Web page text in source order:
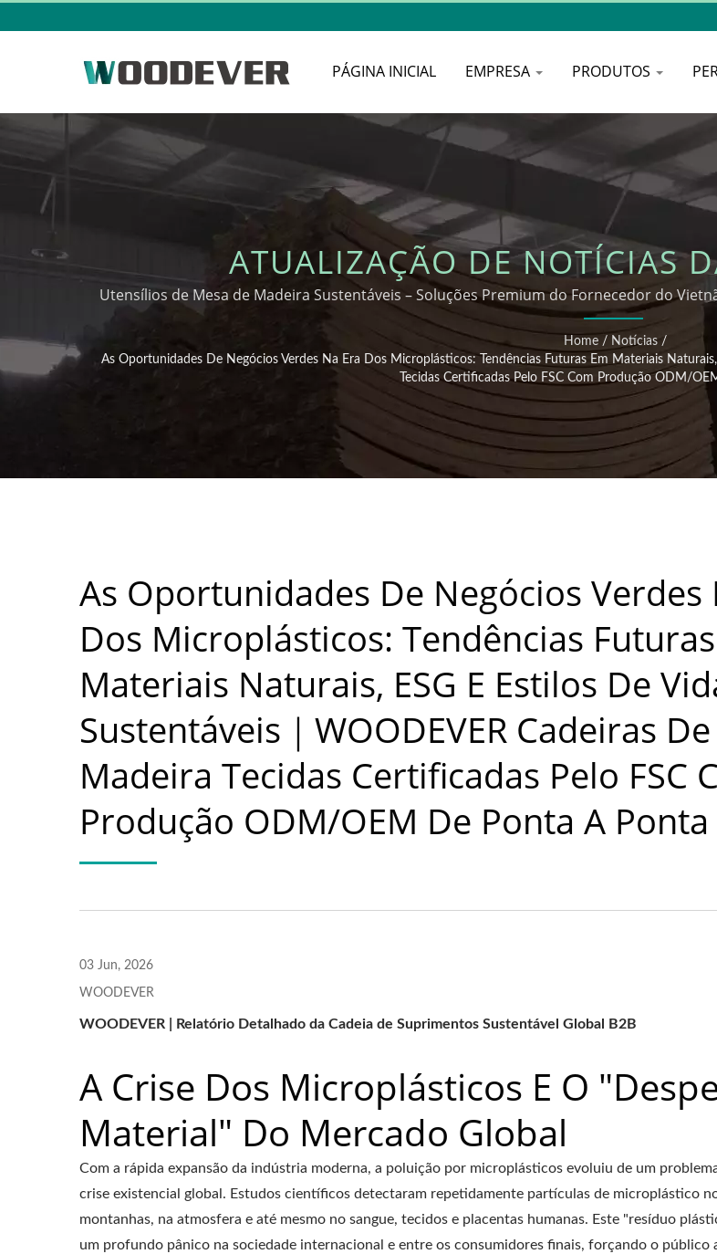
PÁGINA INICIAL EMPRESA PRODUTOS
ATUALIZAÇÃO DE NOTÍCIAS
OPORTUNIDADES DE NEGÓCIOS
MICROPLÁSTICOS: TENDÊNCIAS
NATURAIS, ESG E ESTILOS DE
WOODEVER CADEIRAS DE MADEIRA
PELO FSC COM PRODUÇÃO ODM/
Utensílios de Mesa de Madeira Sustentáveis – Soluções Premium do Fornecedor do
Tecidos do Vietnã 2025
Home / Notícias /
As Oportunidades De Negócios Verdes Na Era Dos Microplásticos: Tendências Futuras Em Materiais
Tecidas Certificadas Pelo FSC Com Produção ODM/
As Oportunidades De Negócios Verdes
Dos Microplásticos: Tendências
Materiais Naturais, ESG E Estilos De
Sustentáveis｜WOODEVER Cadeiras De
Madeira Tecidas Certificadas Pelo FSC
Produção ODM/OEM De Ponta A Ponta
03 Jun, 2026
WOODEVER
WOODEVER | Relatório Detalhado da Cadeia de Suprimentos Sustentável Global B2B
A Crise Dos Microplásticos E O
Material" Do Mercado Global
Com a rápida expansão da indústria moderna, a poluição por microplásticos evoluiu de um
crise existencial global. Estudos científicos detectaram repetidamente partículas de microplástico
montanhas, na atmosfera e até mesmo no sangue, tecidos e placentas humanas. Este "resíduo
um profundo pânico na sociedade internacional e entre os consumidores finais, forçando o público